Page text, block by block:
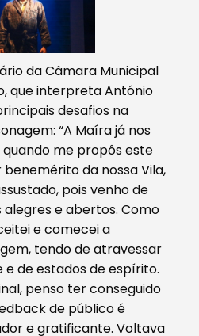
da Câmara Municipal
que interpreta António
desafios na
“A Maíra já nos
quando me propôs este
da nossa Vila,
pois venho de
alegres e abertos. Como
e comecei a
tendo de atravessar
e de estados de espírito.
penso ter conseguido
de público é
e gratificante. Voltava